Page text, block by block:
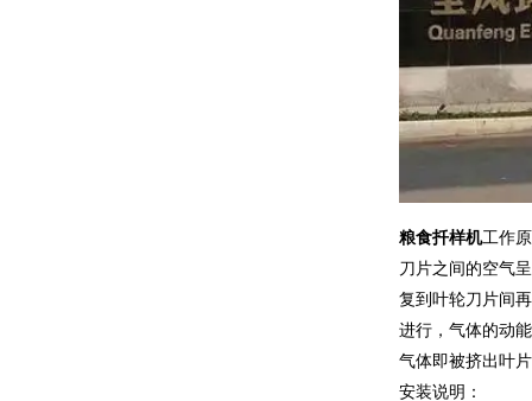
粮食扦样机工作
刀片之间的空气
复到叶轮刀片间
进行，气体的动
气体即被挤出叶
安装说明：